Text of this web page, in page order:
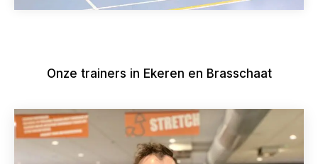
Onze trainers in Ekeren en Brasschaat